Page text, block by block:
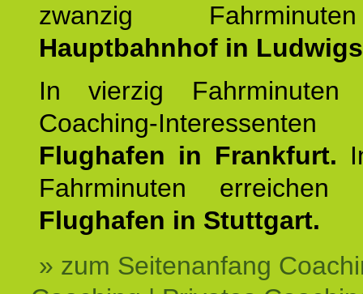
zwanzig
Hauptbahnhof in
In vierzig Fahrminuten
Coaching-
Flughafen in Frankfurt.
Fahrminuten
Flughafen in Stuttgart.
» zum Seitenanfang